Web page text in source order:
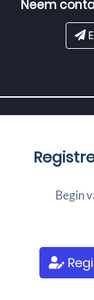
Neem
Begin